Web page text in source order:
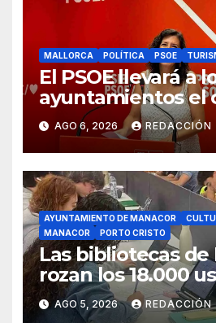
MALLORCA POLÍTICA PSOE
El PSOE llevará a
ayuntamientos el
modelo turístico y
AGO 6, 2026 REDACCIÓN
AYUNTAMIENTO DE MANACOR
MANACOR
PORTO CRISTO
Las bibliotecas de
rozan los 18.000
AGO 5, 2026 REDACCIÓN